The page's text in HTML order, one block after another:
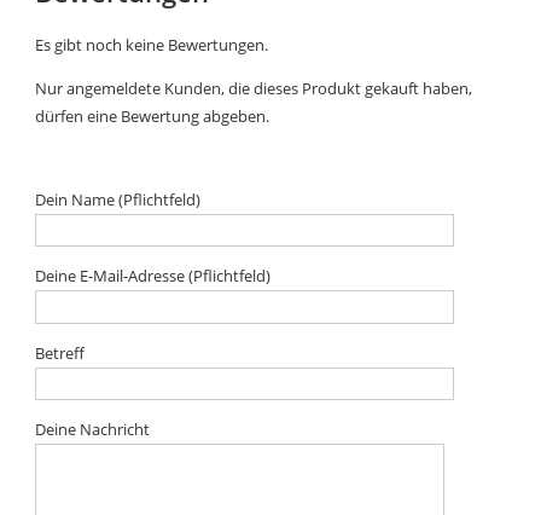
Es gibt noch keine Bewertungen.
Nur angemeldete Kunden, die dieses Produkt gekauft haben,
dürfen eine Bewertung abgeben.
Dein Name (Pflichtfeld)
Deine E-Mail-Adresse (Pflichtfeld)
Betreff
Deine Nachricht